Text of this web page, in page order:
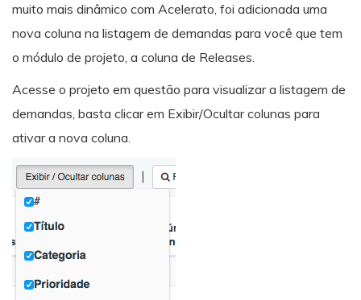
muito mais dinâmico com Acelerato, foi adicionada uma
nova coluna na listagem de demandas para você que tem
o módulo de projeto, a coluna de Releases.
Acesse o projeto em questão para visualizar a listagem de
demandas, basta clicar em Exibir/Ocultar colunas para
ativar a nova coluna.